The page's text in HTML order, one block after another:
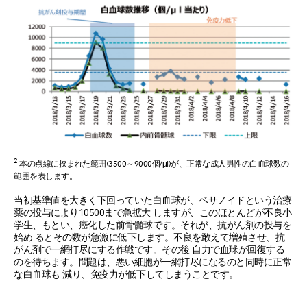
2 本の点線に挟まれた範囲(3500～9000個/μl)が、正常な成人男性の白血球数の
範囲を表します。
当初基準値を大きく下回っていた白血球が、ベサノイドという治療
薬の投与により10500まで急拡大 しますが、このほとんどが不良小
学生、もとい、癌化した前骨髄球です。それが、抗がん剤の投与を
始め るとその数が急激に低下します。不良を敢えて増殖させ、抗
がん剤で一網打尽にする作戦です。その後 自力で血球が回復する
のを待ちます。問題は、悪い細胞が一網打尽になるのと同時に正常
な白血球も 減り、免疫力が低下してしまうことです。